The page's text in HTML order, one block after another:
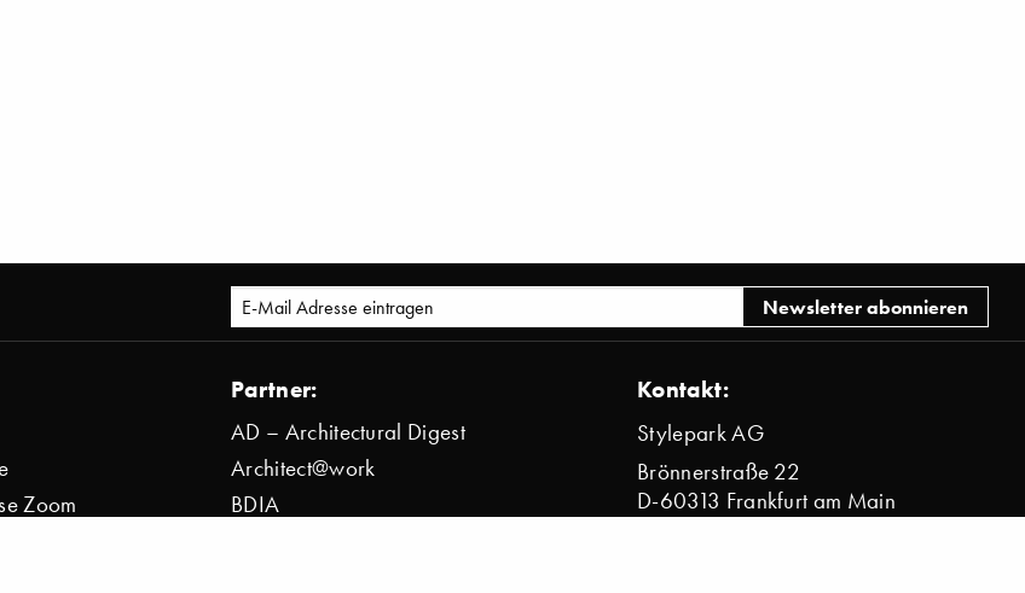
Zoom
Partner:
AD – Architectural Digest
Architect@work
BDIA
Kontakt:
Stylepark AG
Brönnerstraße 22
D-60313 Frankfurt am Main